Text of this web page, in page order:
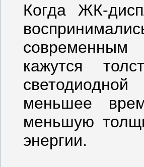
Когда ЖК-
современным
кажутся
меньшее
меньшую
энергии.